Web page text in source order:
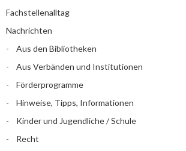
Fachstellenalltag
Nachrichten
Aus den Bibliotheken
Aus Verbänden und Institutionen
Förderprogramme
Hinweise, Tipps, Informationen
Kinder und Jugendliche / Schule
Recht